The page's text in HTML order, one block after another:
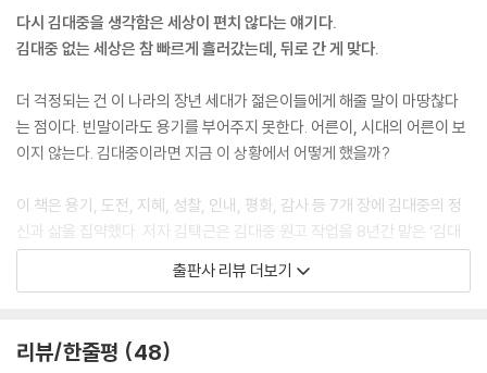
김대중은 정치적 담판을 하면 거의 매번 상대에 ‘밀린다’는 인상을 줬다. 강
경한 인물과 겨룰 때는 더욱 그랬다. 김대중이 파국을 원치 않았기 때문이
었다. 김대중은 ‘모 아니면 도’를 선택하는 정치인들을 경계했다. 차선과 차
악마저 팽개친 반대를 위한 반대, 감정을 앞세운 협상, 국민 복리를 무시한
당략은 최악을 불러올 뿐이었다. - 도전 --- p.57
쟁에 안 가니까 쉽게 결정해서 젊은 사람들을 죽게 한다. 그러니까 나이 먹
는 사람들이 전쟁에 나가서 죽든지 살든지 해야 한다.” -2006년 10월 19
일 서울대 강연 --- p.78
김대중은 시위 때마다 평화로운 집회를 기대했다. 1978년 박정희 정권의
린 서울대 병원에서 이런 메모를 썼다. - 도전 --- p.83
다시 김대중을 생각함은 세상이 편치 않다는 얘기다.
김대중 없는 세상은 참 빠르게 흘러갔는데, 뒤로 간 게 맞다.
더 걱정되는 건 이 나라의 장년 세대가 젊은이들에게 해줄 말이 마땅찮다
는 점이다. 빈말이라도 용기를 부어주지 못한다. 어른이, 시대의 어른이 보
이지 않는다. 김대중이라면 지금 이 상황에서 어떻게 했을까?
이 책은 용기, 도전, 지혜, 성찰, 인내, 평화, 감사 등 7개 장에 김대중의 정
신과 삶을 집약했다. 저자 김택근은 김대중 원고 작업을 8년간 맡은 ‘김대
중 전문가’이자 기자이며 시인이다. 김대중의 신념과 역정을 담긴 말의 정
수(精髓)를 고르고, 그 안에 숨은 함의를 풀어냈다.
김대중은 내일은 새날이 펼쳐질 것이라 믿었던 긍정의 정치인이었다. 현실
출판사 리뷰 더보기
리뷰/한줄평 48